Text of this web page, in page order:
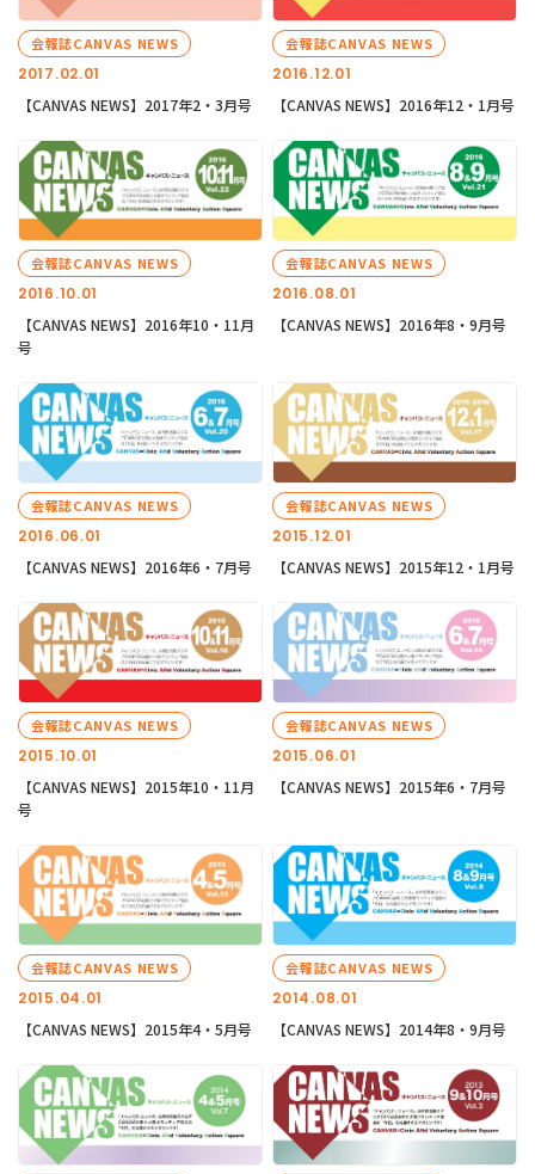
2017.02.01
会報誌CANVAS NEWS
【CANVAS NEWS】2017年2・3月号
2016.12.01
会報誌CANVAS NEWS
【CANVAS NEWS】2016年12・1月号
2016.10.01
会報誌CANVAS NEWS
【CANVAS NEWS】2016年10・11月
号
2016.08.01
会報誌CANVAS NEWS
【CANVAS NEWS】2016年8・9月号
2016.06.01
会報誌CANVAS NEWS
【CANVAS NEWS】2016年6・7月号
2015.12.01
会報誌CANVAS NEWS
【CANVAS NEWS】2015年12・1月号
2015.10.01
会報誌CANVAS NEWS
【CANVAS NEWS】2015年10・11月
号
2015.06.01
会報誌CANVAS NEWS
【CANVAS NEWS】2015年6・7月号
2015.04.01
会報誌CANVAS NEWS
【CANVAS NEWS】2015年4・5月号
2014.08.01
会報誌CANVAS NEWS
【CANVAS NEWS】2014年8・9月号